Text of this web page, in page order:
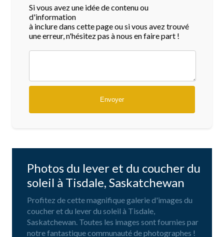
Si vous avez une idée de contenu ou
d'information
à inclure dans cette page ou si vous avez trouvé
une erreur, n'hésitez pas à nous en faire part !
Photos du lever et du coucher du
soleil à Tisdale, Saskatchewan
Profitez de cette magnifique galerie d'images du
coucher et du lever du soleil à Tisdale,
Saskatchewan. Toutes les images sont fournies par
notre fantastique communauté de photographes !